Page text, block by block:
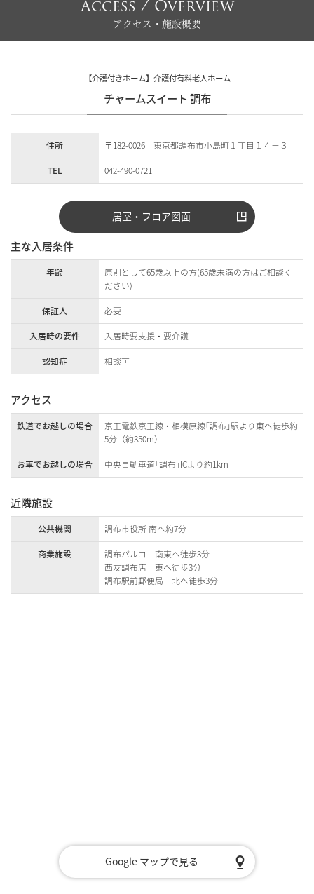
Access / Overview
アクセス・施設概要
【介護付きホーム】介護付有料老人ホーム
チャームスイート 調布
住所
〒182-0026 東京都調布市小島町１丁目１４−３
TEL
042-490-0721
居室・フロア図面
主な入居条件
年齢
原則として65歳以上の方(65歳未満の方はご相談く
ださい)
保証人
必要
入居時の要件
入居時要支援・要介護
認知症
相談可
アクセス
鉄道でお越しの場合
京王電鉄京王線・相模原線｢調布｣駅より東へ徒歩約
5分（約350m）
お車でお越しの場合
中央自動車道｢調布｣ICより約1km
近隣施設
公共機関
調布市役所 南へ約7分
商業施設
調布パルコ 南東へ徒歩3分
西友調布店 東へ徒歩3分
調布駅前郵便局 北へ徒歩3分
Google マップで見る